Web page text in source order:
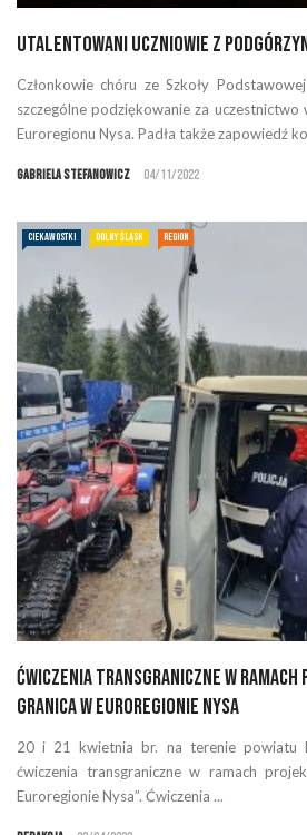
Utalentowani uczniowie z
Członkowie chóru ze Szkoły
szczególne podziękowanie za
Euroregionu Nysa. Padła także zapowiedź
Gabriela Stefanowicz 04/11/2022
CIEKAWOSTKI DOLNY ŚLĄSK REGION
Ćwiczenia transgraniczne w
granica w Euroregionie Nysa
20 i 21 kwietnia br. na terenie powiatu
ćwiczenia transgraniczne w ramach
Euroregionie Nysa”. Ćwiczenia ...